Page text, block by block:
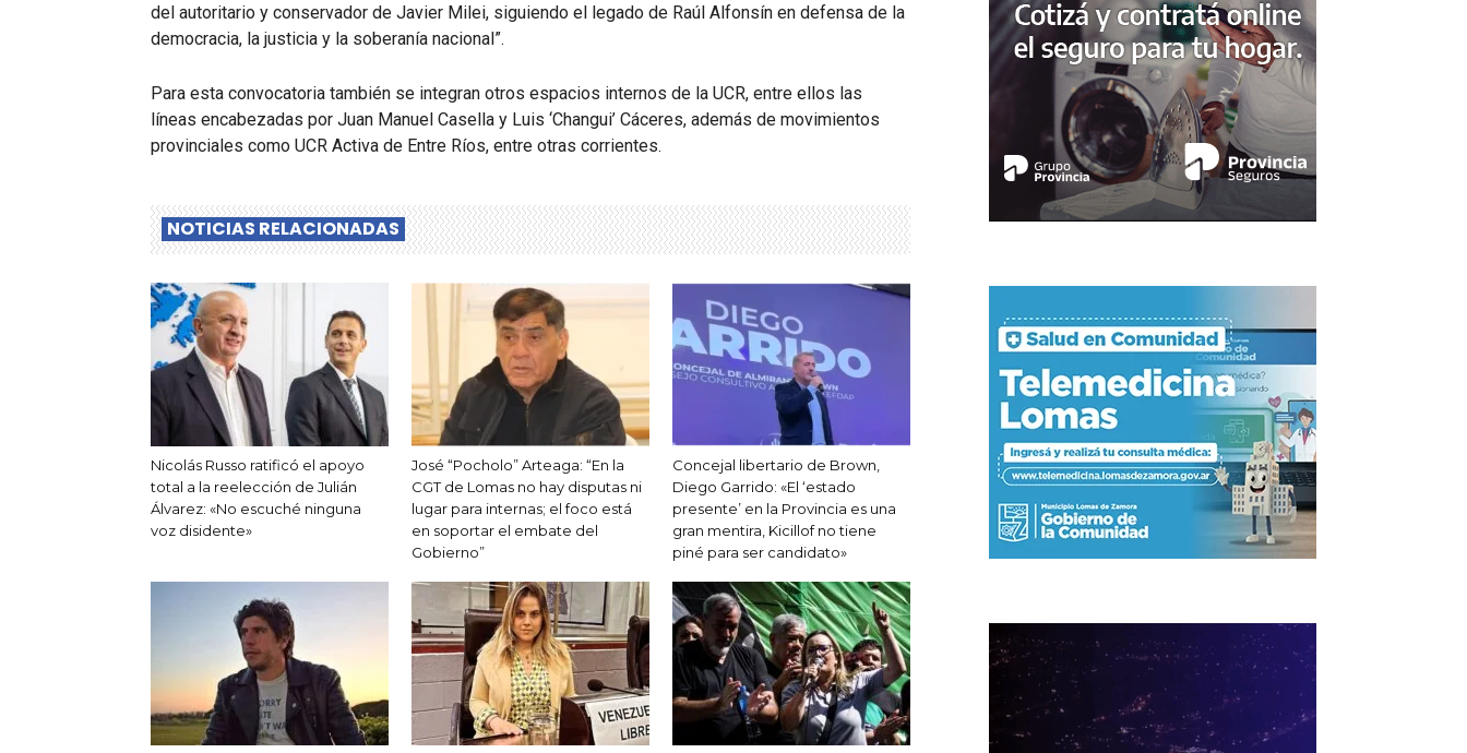
del autoritario y conservador de Javier Milei, siguiendo el legado de Raúl Alfonsín en defensa de la
democracia, la justicia y la soberanía nacional”.
Para esta convocatoria también se integran otros espacios internos de la UCR, entre ellos las
líneas encabezadas por Juan Manuel Casella y Luis ‘Changui’ Cáceres, además de movimientos
provinciales como UCR Activa de Entre Ríos, entre otras corrientes.
NOTICIAS RELACIONADAS
Nicolás Russo ratificó el apoyo
total a la reelección de Julián
Álvarez: «No escuché ninguna
voz disidente»
José “Pocholo” Arteaga: “En la
CGT de Lomas no hay disputas ni
lugar para internas; el foco está
en soportar el embate del
Gobierno”
Concejal libertario de Brown,
Diego Garrido: «El ‘estado
presente’ en la Provincia es una
gran mentira, Kicillof no tiene
piné para ser candidato»